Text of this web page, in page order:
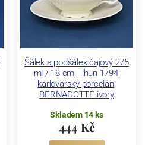
Šálek a podšálek čajový 275
ml / 18 cm, Thun 1794,
karlovarský porcelán,
BERNADOTTE ivory
Skladem 14 ks
444 Kč